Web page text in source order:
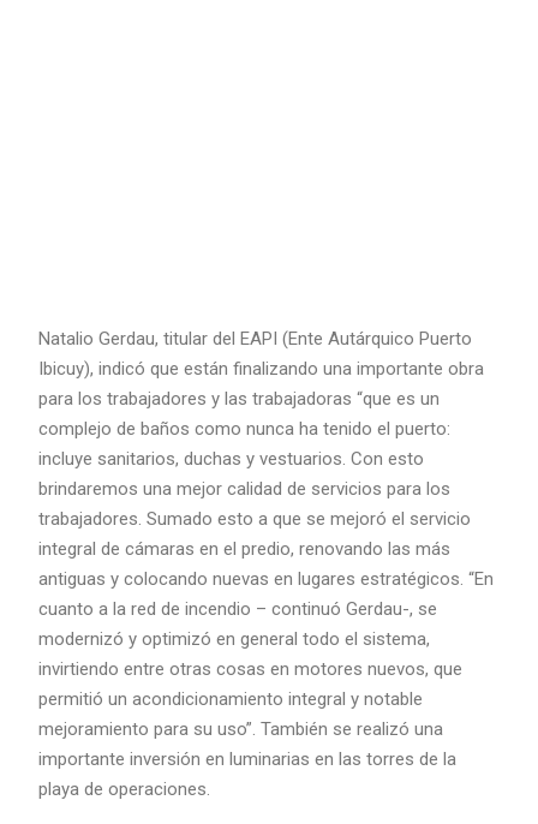
Natalio Gerdau, titular del EAPI (Ente Autárquico Puerto
Ibicuy), indicó que están finalizando una importante obra
para los trabajadores y las trabajadoras “que es un
complejo de baños como nunca ha tenido el puerto:
incluye sanitarios, duchas y vestuarios. Con esto
brindaremos una mejor calidad de servicios para los
trabajadores. Sumado esto a que se mejoró el servicio
integral de cámaras en el predio, renovando las más
antiguas y colocando nuevas en lugares estratégicos. “En
cuanto a la red de incendio – continuó Gerdau-, se
modernizó y optimizó en general todo el sistema,
invirtiendo entre otras cosas en motores nuevos, que
permitió un acondicionamiento integral y notable
mejoramiento para su uso”. También se realizó una
importante inversión en luminarias en las torres de la
playa de operaciones.